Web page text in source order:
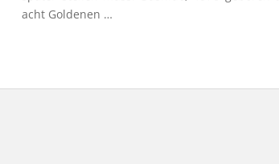
acht Goldenen …